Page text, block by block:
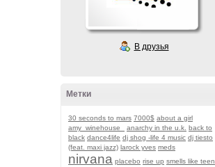
В друзья
Метки
30 seconds to mars 7000$ about a girl
amy_winehouse_
anarchy in the u.k. back to
black dance4life dj shog -life 4 music dj tiesto
(feat. maxi jazz) larock yves meds
nirvana placebo rise up smells like teen